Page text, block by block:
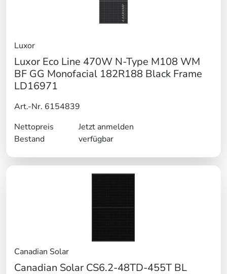
Luxor
Luxor Eco Line 470W N-Type M108 WM
BF GG Monofacial 182R188 Black Frame
LD16971
Art.-Nr. 6154839
Nettopreis
Jetzt anmelden
Bestand
verfügbar
Canadian Solar
Canadian Solar CS6.2-48TD-455T BL